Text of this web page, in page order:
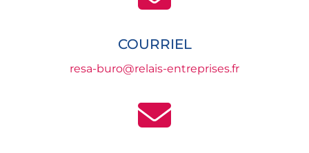
COURRIEL
resa-buro@relais-entreprises.fr